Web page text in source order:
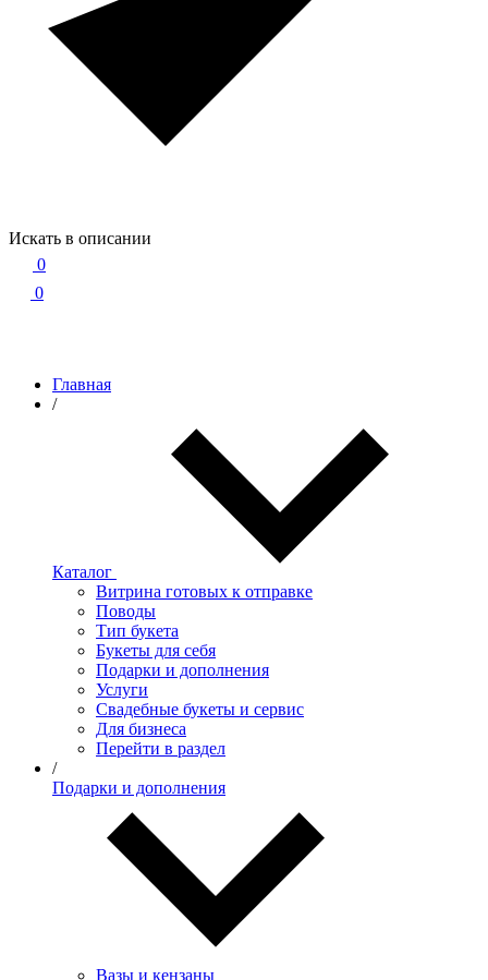
Искать в описании
0
0
Главная
/
Каталог
Витрина готовых к отправке
Поводы
Тип букета
Букеты для себя
Подарки и дополнения
Услуги
Свадебные букеты и сервис
Для бизнеса
Перейти в раздел
/
Подарки и дополнения
Вазы и кензаны